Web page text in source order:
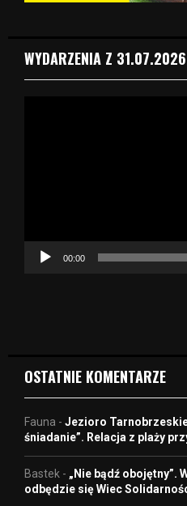
WYDARZENIA Z 31.07.2026
c
00:00
OSTATNIE KOMENTARZE
Fauna - Jezioro
śniadanie”. Relacja z plaży
Bastek - „Nie bądź obojętny”.
odbędzie się Wiec